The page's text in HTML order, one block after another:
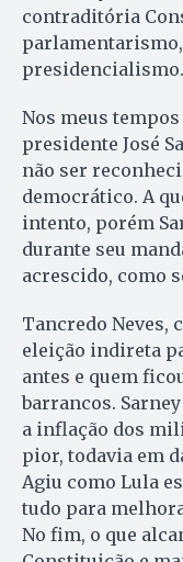
contraditória
presidencialismo.
Nos meus
presidente José
não ser
democrático. A
intento, porém
durante seu
acrescido, como
Tancredo Neves,
eleição indireta
antes e quem
barrancos.
a inflação dos
pior, todavia em
Agiu como Lula
tudo para
No fim, o que